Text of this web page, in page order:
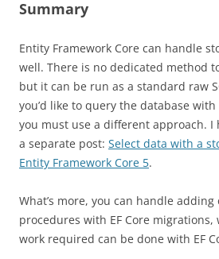
Summary
Entity Framework Core can handle
well. There is no dedicated method
but it can be run as a standard raw
you’d like to query the database
you must use a different approach. I
a separate post: Select data with a
Entity Framework Core 5.
What’s more, you can handle
procedures with EF Core
work required can be done with EF